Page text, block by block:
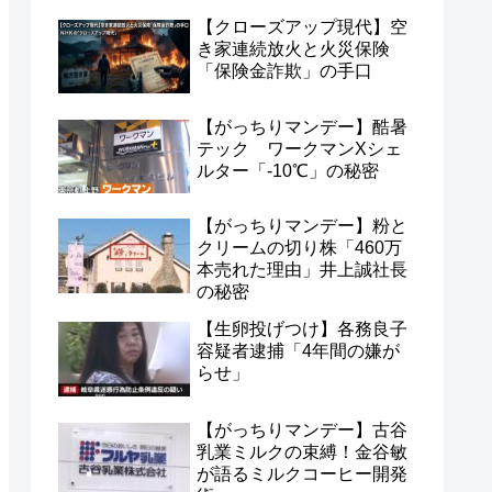
【クローズアップ現代】空
き家連続放火と火災保険
「保険金詐欺」の手口
【がっちりマンデー】酷暑
テック ワークマンXシェ
ルター「-10℃」の秘密
【がっちりマンデー】粉と
クリームの切り株「460万
本売れた理由」井上誠社長
の秘密
【生卵投げつけ】各務良子
容疑者逮捕「4年間の嫌が
らせ」
【がっちりマンデー】古谷
乳業ミルクの束縛！金谷敏
が語るミルクコーヒー開発